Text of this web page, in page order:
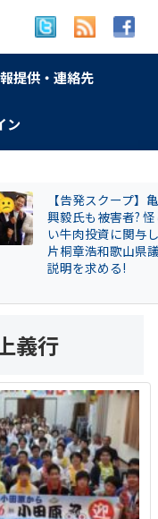
提供・連絡先
ン
【告発スクープ】
興毅氏も被害者?
い牛肉投資に関与
片桐章浩和歌山県
説明を求める!
義行